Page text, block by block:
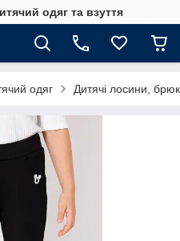
одяг та взуття
одяг Дитячі лосини,